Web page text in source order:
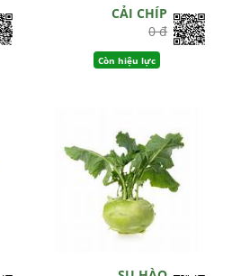
CẢI CHÍP
0 đ
Còn hiệu lực